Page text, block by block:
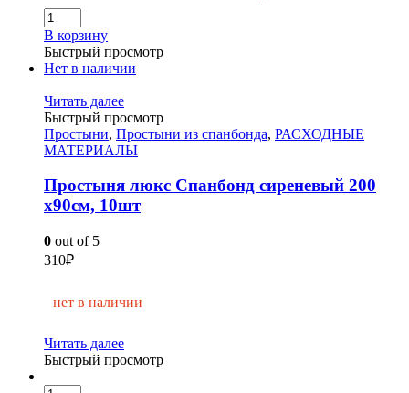
В корзину
Быстрый просмотр
Нет в наличии
Читать далее
Быстрый просмотр
Простыни, Простыни из спанбонда, РАСХОДНЫЕ
МАТЕРИАЛЫ
Простыня люкс Спанбонд сиреневый 200
х90см, 10шт
0 out of 5
310₽
нет в наличии
Читать далее
Быстрый просмотр